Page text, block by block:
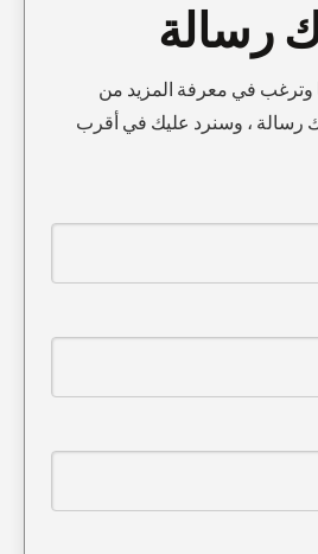
رسالة
وترغب في معرفة المزيد من
رسالة ، وسنرد عليك في أقرب